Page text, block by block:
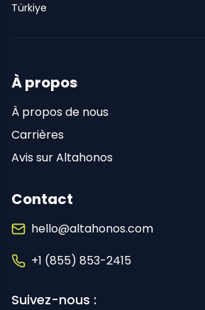
Türkiye
À propos
À propos de nous
Carrières
Avis sur Altahonos
Contact
hello@altahonos.com
+1 (855) 853-2415
Suivez-nous :